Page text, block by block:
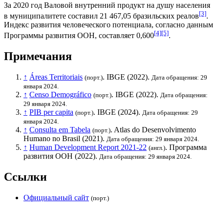
За 2020 год Валовой внутренний продукт на душу населения
в муниципалитете составил 21 467,05 бразильских реалов[3].
Индекс развития человеческого потенциала, согласно данным
Программы развития ООН, составляет 0,600[4][5].
Примечания
↑ Áreas Territoriais (порт.). IBGE (2022). Дата обращения: 29
января 2024.
↑ Censo Demográfico (порт.). IBGE (2022). Дата обращения:
29 января 2024.
↑ PIB per capita (порт.). IBGE (2024). Дата обращения: 29
января 2024.
↑ Consulta em Tabela (порт.). Atlas do Desenvolvimento
Humano no Brasil (2021). Дата обращения: 29 января 2024.
↑ Human Development Report 2021-22 (англ.). Программа
развития ООН (2022). Дата обращения: 29 января 2024.
Ссылки
Официальный сайт (порт.)